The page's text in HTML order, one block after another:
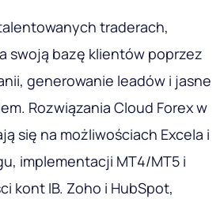
traderach,
swoją bazę klientów poprzez
generowanie leadów i jasne
Rozwiązania Cloud Forex w
się na możliwościach Excela i
implementacji MT4/MT5 i
kont IB. Zoho i HubSpot,